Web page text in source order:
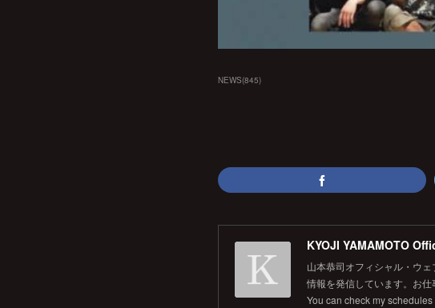
NEWS(845)
KYOJI YAMAMOTO
山本恭司オフィシャル・ウ
情報を発信しています。お
You can check my